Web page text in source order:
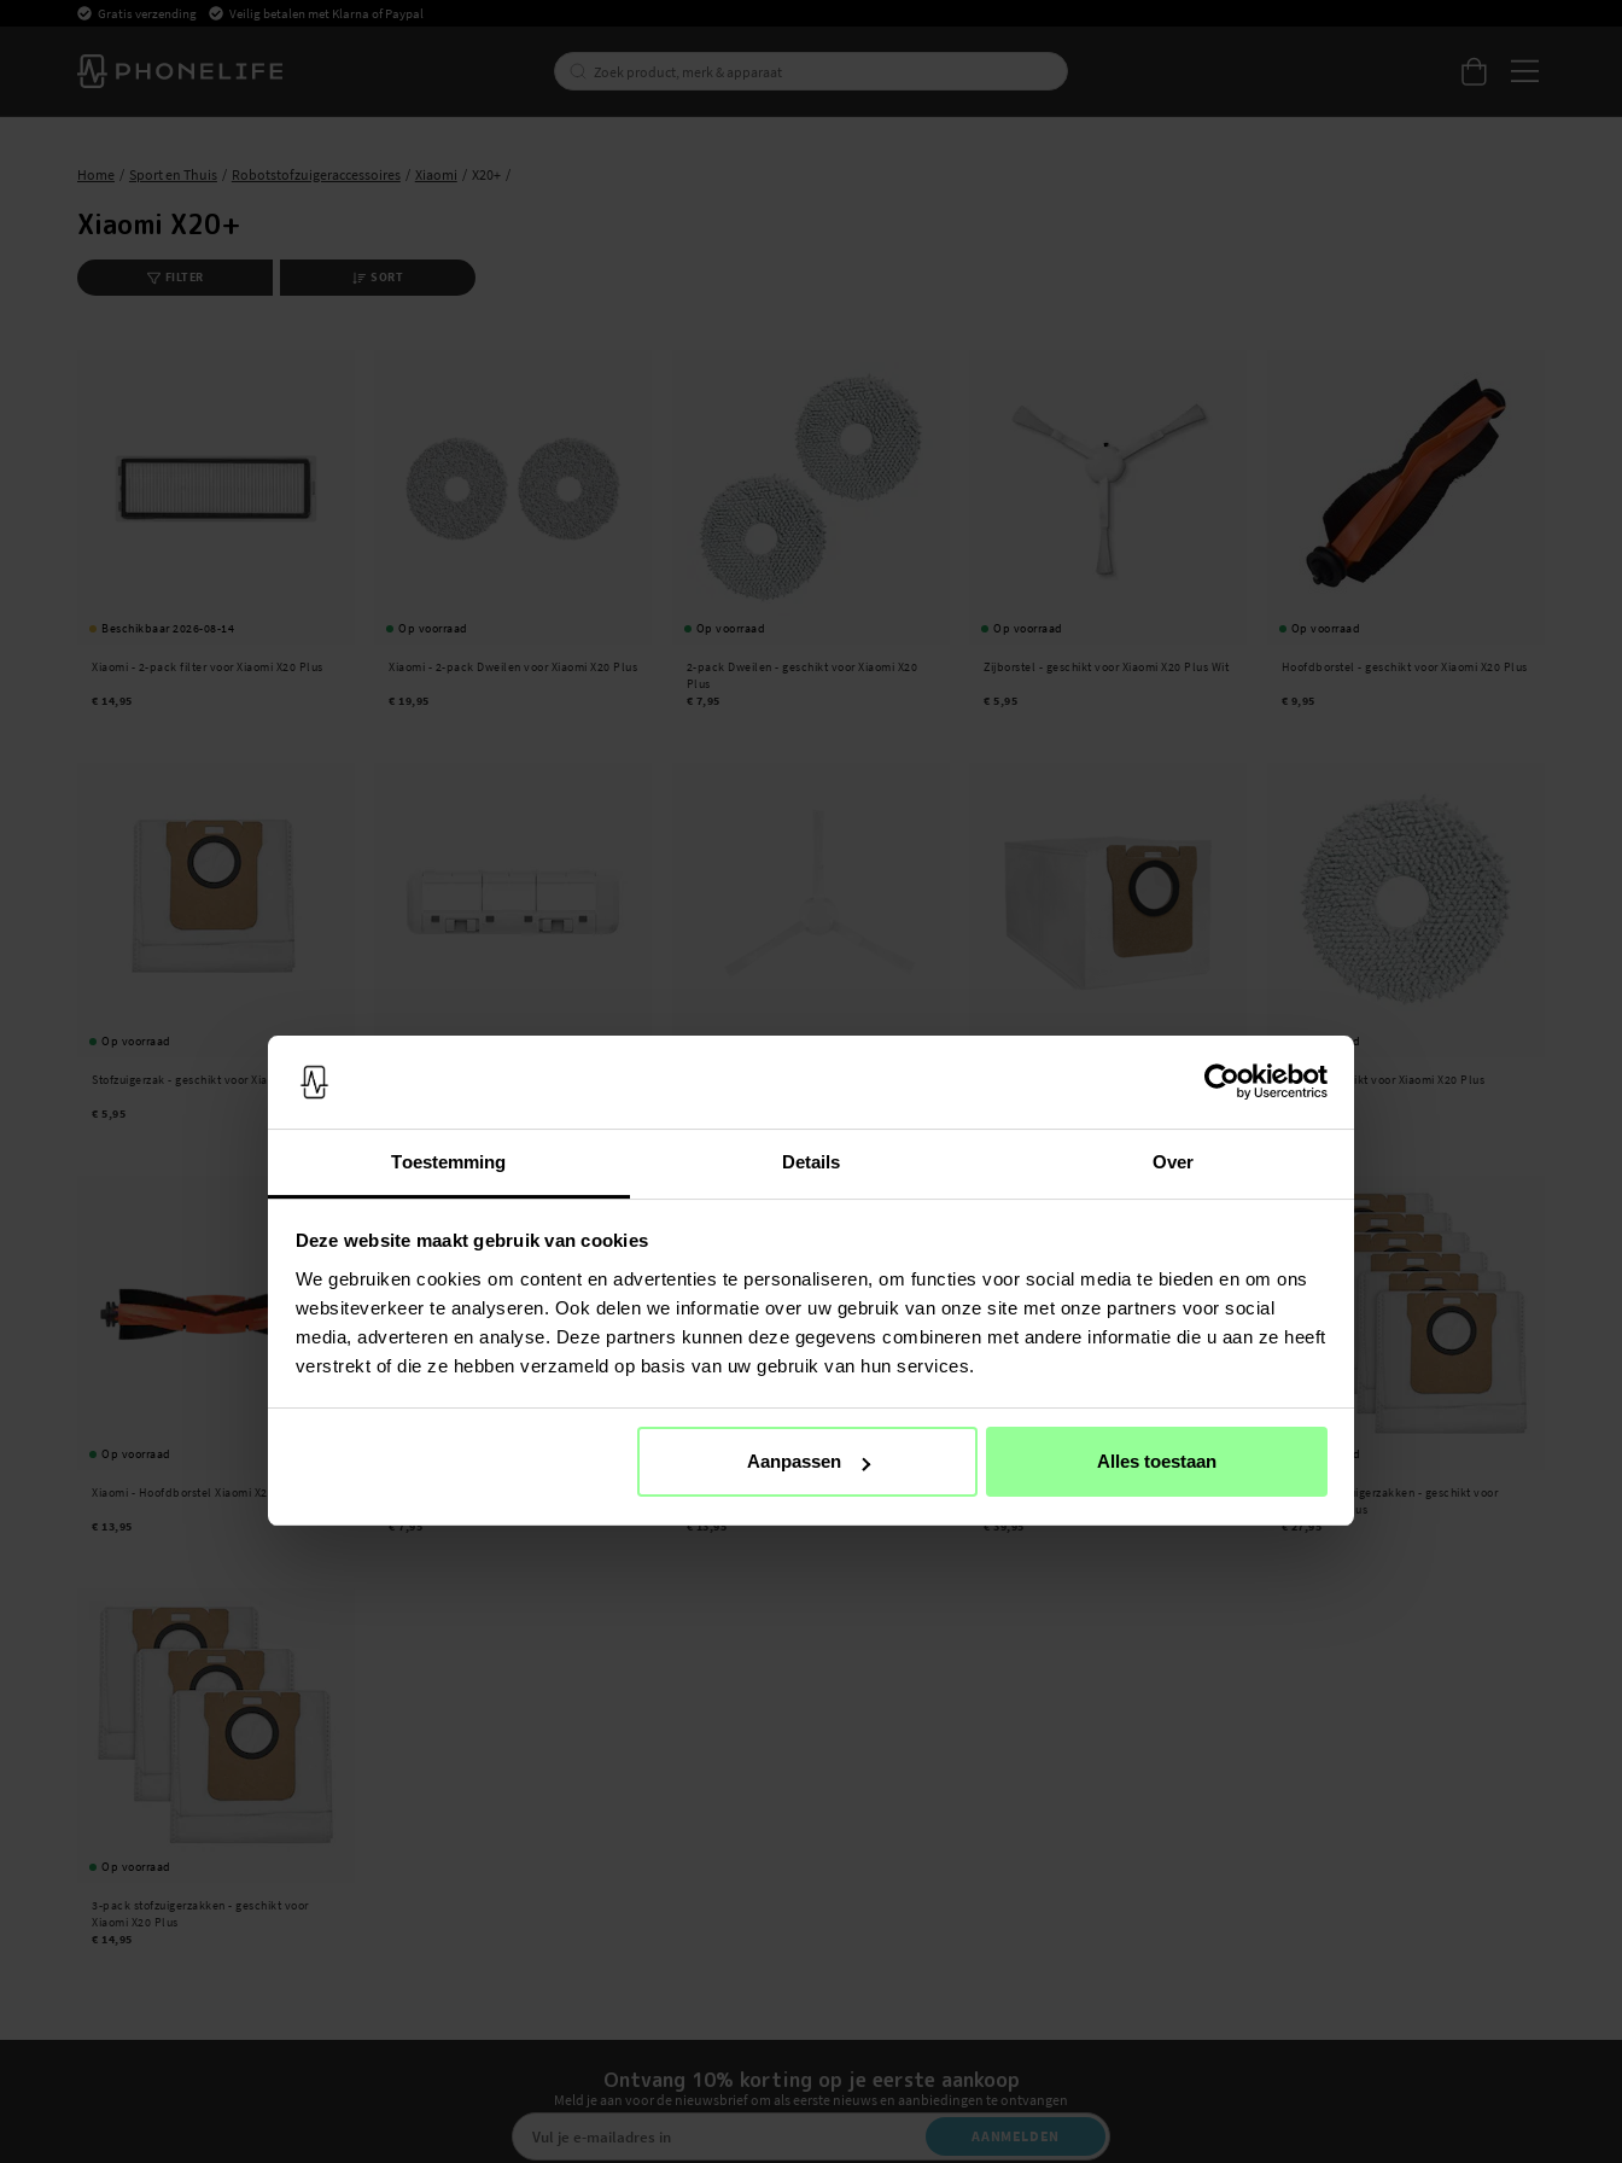
Toestemming Details Over
Deze website maakt gebruik van cookies
We gebruiken cookies om content en advertenties te personaliseren, om functies voor social media te bieden en om ons
websiteverkeer te analyseren. Ook delen we informatie over uw gebruik van onze site met onze partners voor social
media, adverteren en analyse. Deze partners kunnen deze gegevens combineren met andere informatie die u aan ze heeft
verstrekt of die ze hebben verzameld op basis van uw gebruik van hun services.
Aanpassen Alles toestaan
Gratis verzending Veilig betalen met Klarna of Paypal
Home Sport en Thuis Robotstofzuigeraccessoires Xiaomi X20+
Xiaomi X20+
FILTER SORT
Beschikbaar 2026-08-14
Xiaomi - 2-pack filter voor Xiaomi X20 Plus
€ 14,95
Op voorraad
Xiaomi - 2-pack Dweilen voor Xiaomi X20 Plus
€ 19,95
Op voorraad
2-pack Dweilen - geschikt voor Xiaomi X20
Plus
€ 7,95
Op voorraad
Zijborstel - geschikt voor Xiaomi X20 Plus Wit
€ 5,95
Op voorraad
Hoofdborstel - geschikt voor Xiaomi X20 Plus
€ 9,95
Op voorraad
Stofzuigerzak - geschikt voor Xiaomi X20 Plus
€ 5,95
Op voorraad Beschikbaar 2026-09-04 Op voorraad
5-pack Stofzuigerzakken Xiaomi X20
Op voorraad
Dweil - geschikt voor Xiaomi X20 Plus
Op voorraad
Xiaomi - Hoofdborstel Xiaomi X20 Plus
€ 13,95
€ 7,95
Op voorraad
2-pack Filters - geschikt voor Xiaomi X20 Plus
€ 13,95
10-pack stofzuigerzakken - geschikt voor
€ 39,95
Op voorraad
6-pack stofzuigerzakken - geschikt voor
Xiaomi X20 Plus
€ 27,95
Op voorraad
3-pack stofzuigerzakken - geschikt voor
Xiaomi X20 Plus
€ 14,95
Ontvang 10% korting op je eerste aankoop
Meld je aan voor de nieuwsbrief om als eerste nieuws en aanbiedingen te ontvangen
AANMELDEN